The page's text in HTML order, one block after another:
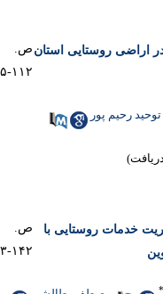
روستایی استانص.
۱۱۲-۹۵
رحیم پور
خدمات روستایی با
ص.
۱۴۲-۱۱۳